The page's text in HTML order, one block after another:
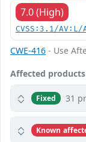
7.0 (High)
CVSS:3.1/
CWE-416 - Use
Affected products
Fixed 31
Known